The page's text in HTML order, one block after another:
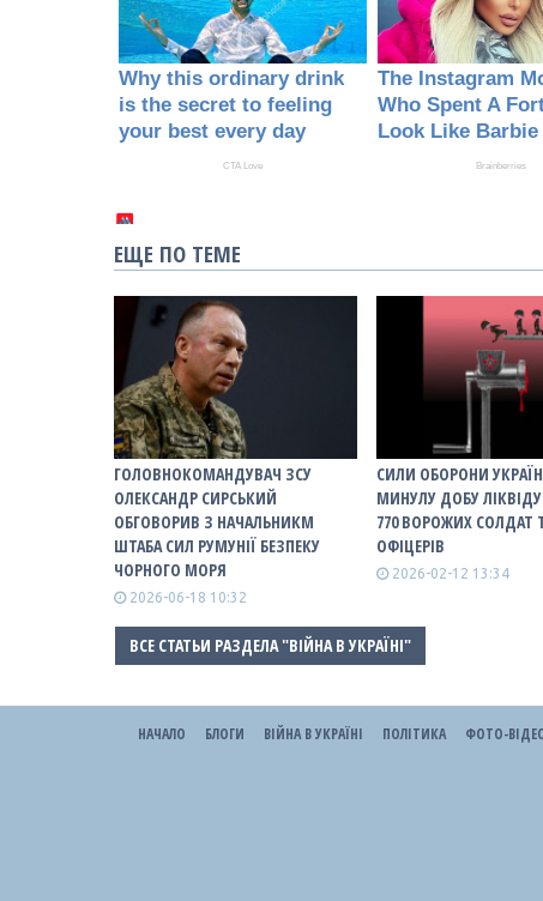
ЕЩЕ ПО ТЕМЕ
ГОЛОВНОКОМАНДУВАЧ ЗСУ
ОЛЕКСАНДР СИРСЬКИЙ
ОБГОВОРИВ З НАЧАЛЬНИКМ
ШТАБА СИЛ РУМУНІЇ БЕЗПЕКУ
ЧОРНОГО МОРЯ
2026-06-18 10:32
СИЛИ ОБОРОНИ
МИНУЛУ ДОБУ
770 ВОРОЖИХ СОЛДАТ
ОФІЦЕРІВ
2026-02-12 13:34
ВСЕ СТАТЬИ РАЗДЕЛА "ВІЙНА В УКРАЇНІ"
НАЧАЛО БЛОГИ ВІЙНА В УКРАЇНІ ПОЛІТИКА ФОТО-